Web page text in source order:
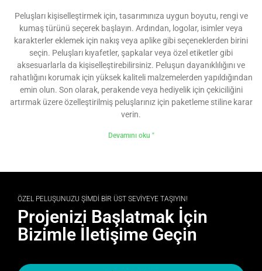
Peluşları kişiselleştirmek için, tasarımınıza uygun boyutu, rengi ve
kumaş türünü seçerek başlayın. Ardından, logolar, isimler veya
karakterler eklemek için nakış veya aplike gibi seçeneklerden birini
seçin. Peluşları kıyafetler, şapkalar veya özel etiketler gibi
aksesuarlarla da kişiselleştirebilirsiniz. Peluşun dayanıklılığını ve
rahatlığını korumak için yüksek kaliteli malzemelerden yapıldığından
emin olun. Son olarak, perakende veya hediyelik için çekiciliğini
artırmak üzere özelleştirilmiş peluşlarınız için paketleme stiline karar
verin.
Devamını oku "
ÖZEL PELUŞUNUZU ŞIMDI BIR ÜST SEVIYEYE TAŞIYIN!
Projenizi Başlatmak İçin
Bizimle İletişime Geçin